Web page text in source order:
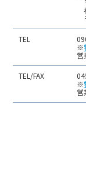
TEL
※
営
TEL/FAX
※
営